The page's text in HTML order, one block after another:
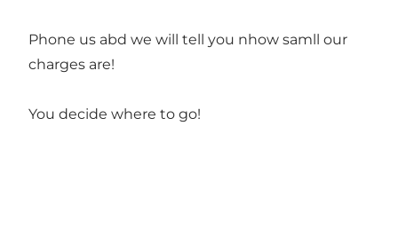
Phone us abd we will tell you nhow samll our
charges are!
You decide where to go!